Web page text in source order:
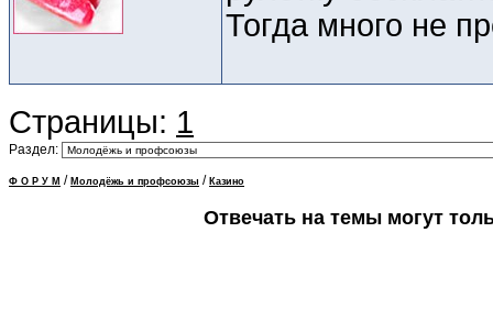
Тогда много не
Страницы: 1
Раздел:
Ф О Р У М / Молодёжь и профсоюзы / Казино
Отвечать на темы могут